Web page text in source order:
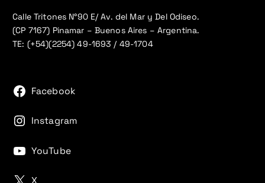
Calle Tritones N°90 E/ Av. del Mar y Del Odiseo.
(CP 7167) Pinamar – Buenos Aires – Argentina.
TE: (+54)(2254) 49-1693 / 49-1704
Facebook
Instagram
YouTube